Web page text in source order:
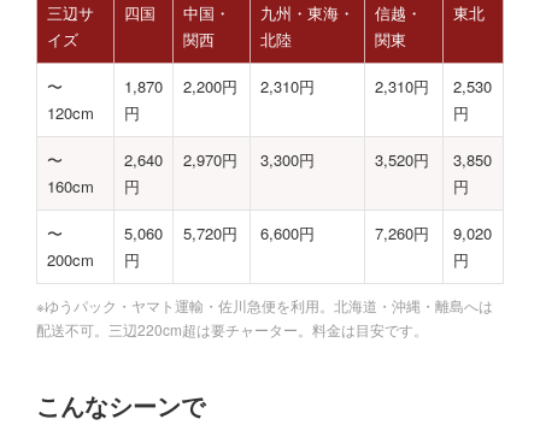
三辺サ
イズ
四国
中国・
関西
九州・東海・
北陸
信越・
関東
東北
〜
120cm
1,870
円
2,200円 2,310円 2,310円
2,530
円
〜
160cm
2,640
円
2,970円 3,300円 3,520円
3,850
円
〜
200cm
5,060
円
5,720円 6,600円 7,260円
9,020
円
※ゆうパック・ヤマト運輸・佐川急便を利用。北海道・沖縄・離島へは
配送不可。三辺220cm超は要チャーター。料金は目安です。
こんなシーンで